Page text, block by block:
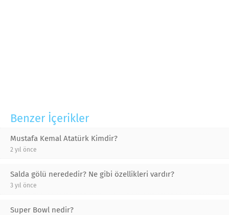
Benzer İçerikler
Mustafa Kemal Atatürk Kimdir?
2 yıl önce
Salda gölü nerededir? Ne gibi özellikleri vardır?
3 yıl önce
Super Bowl nedir?